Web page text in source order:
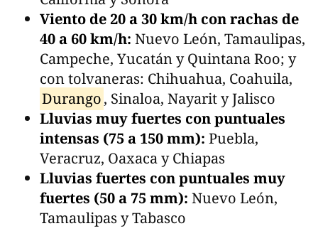
Viento de 20 a 30 km/h con rachas de
40 a 60 km/h: Nuevo León, Tamaulipas,
Campeche, Yucatán y Quintana Roo; y
con tolvaneras: Chihuahua, Coahuila,
Durango, Sinaloa, Nayarit y Jalisco
Lluvias muy fuertes con puntuales
intensas (75 a 150 mm): Puebla,
Veracruz, Oaxaca y Chiapas
Lluvias fuertes con puntuales muy
fuertes (50 a 75 mm): Nuevo León,
Tamaulipas y Tabasco